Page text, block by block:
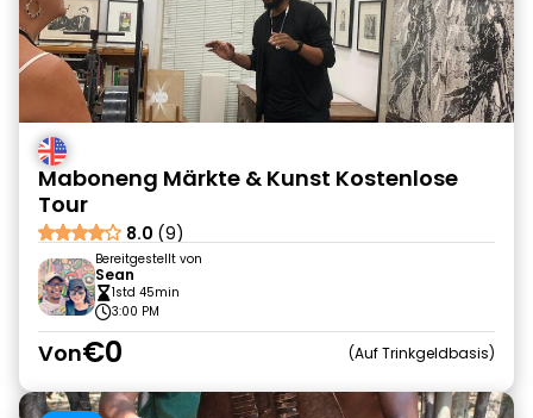
Maboneng Märkte & Kunst Kostenlose
Tour
8.0 (9)
Bereitgestellt von
Sean
1std 45min
3:00 PM
Von€0 Auf Trinkgeldbasis